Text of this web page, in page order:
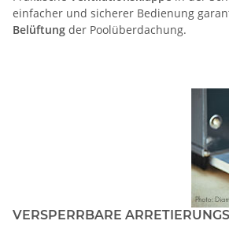
einfacher und sicherer Bedienung
Belüftung der Poolüberdachung.
VERSPERRBARE